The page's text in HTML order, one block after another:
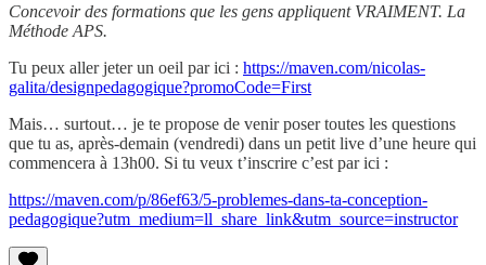
Concevoir des formations que les gens appliquent VRAIMENT. La
Méthode APS.
Tu peux aller jeter un oeil par ici : https://maven.com/nicolas-
galita/designpedagogique?promoCode=First
Mais… surtout… je te propose de venir poser toutes les questions
que tu as, après-demain (vendredi) dans un petit live d’une heure qui
commencera à 13h00. Si tu veux t’inscrire c’est par ici :
https://maven.com/p/86ef63/5-problemes-dans-ta-conception-
pedagogique?utm_medium=ll_share_link&utm_source=instructor